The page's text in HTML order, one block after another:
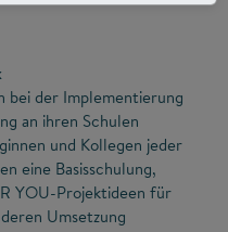
bei der Implementierung
an ihren Schulen
und Kollegen jeder
eine Basisschulung,
YOU-Projektideen für
Umsetzung